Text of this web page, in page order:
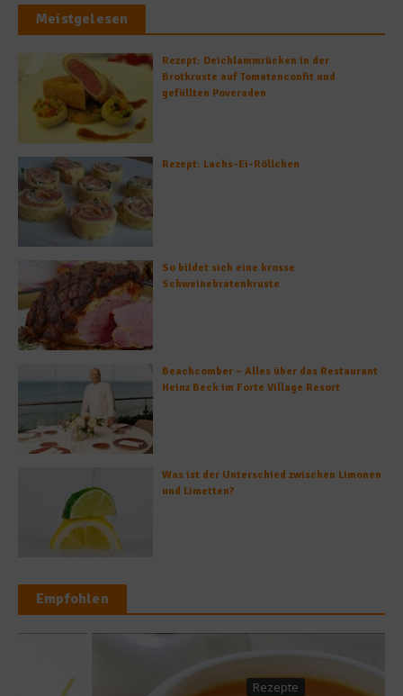
Meistgelesen
Rezept: Deichlammrücken in der
Brotkruste auf Tomatenconfit und
gefüllten Poveraden
Rezept: Lachs-Ei-Röllchen
So bildet sich eine krosse
Schweinebratenkruste
Beachcomber – Alles über das Restaurant
Heinz Beck im Forte Village Resort
Was ist der Unterschied zwischen Limonen
und Limetten?
Empfohlen
Rezepte